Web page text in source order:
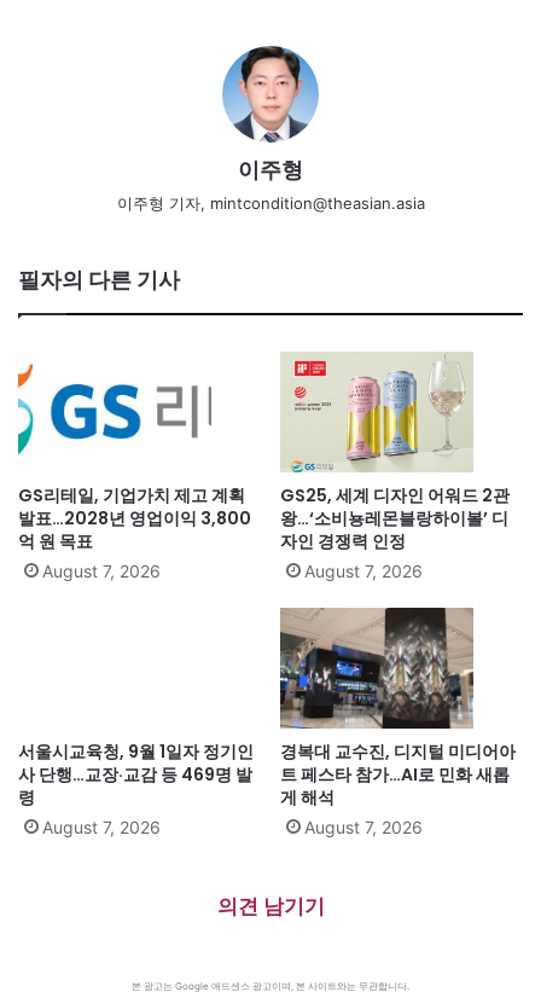
이주형
이주형 기자, mintcondition@theasian.asia
필자의 다른 기사
GS리테일, 기업가치 제고 계획
발표…2028년 영업이익 3,800
억 원 목표
August 7, 2026
GS25, 세계 디자인 어워드 2관
왕…‘소비뇽레몬블랑하이볼’ 디
자인 경쟁력 인정
August 7, 2026
서울시교육청, 9월 1일자 정기인
사 단행…교장·교감 등 469명 발
령
August 7, 2026
경복대 교수진, 디지털 미디어아
트 페스타 참가…AI로 민화 새롭
게 해석
August 7, 2026
의견 남기기
본 광고는 Google 애드센스 광고이며, 본 사이트와는 무관합니다.